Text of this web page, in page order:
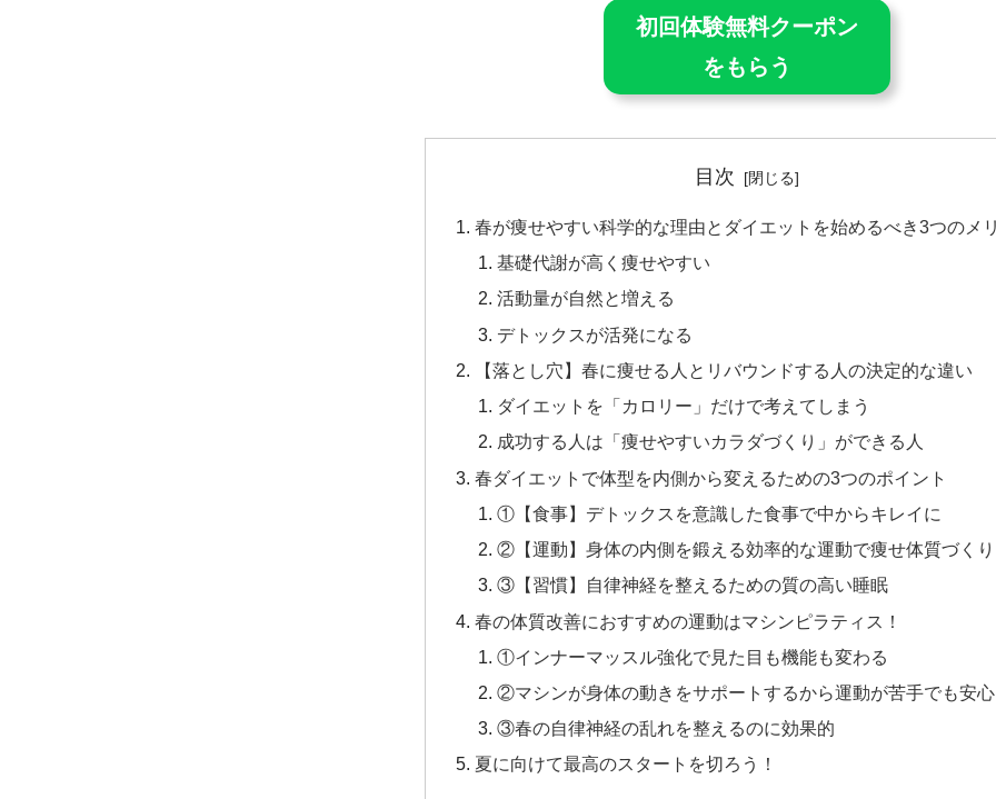
初回体験無料クーポン
をもらう
目次
春が痩せやすい科学的な理由とダイエットを始めるべき3つのメ
基礎代謝が高く痩せやすい
活動量が自然と増える
デトックスが活発になる
【落とし穴】春に痩せる人とリバウンドする人の決定的な違い
ダイエットを「カロリー」だけで考えてしまう
成功する人は「痩せやすいカラダづくり」ができる人
春ダイエットで体型を内側から変えるための3つのポイント
①【食事】デトックスを意識した食事で中からキレイに
②【運動】身体の内側を鍛える効率的な運動で痩せ体質づくり
③【習慣】自律神経を整えるための質の高い睡眠
春の体質改善におすすめの運動はマシンピラティス！
①インナーマッスル強化で見た目も機能も変わる
②マシンが身体の動きをサポートするから運動が苦手でも安心
③春の自律神経の乱れを整えるのに効果的
夏に向けて最高のスタートを切ろう！